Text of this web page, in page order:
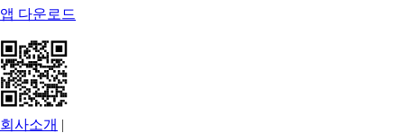
앱 다운로드
회사소개 |